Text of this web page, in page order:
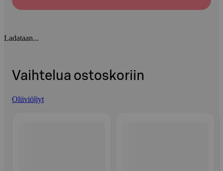
Ladataan...
Vaihtelua ostoskoriin
Oliiviöljyt